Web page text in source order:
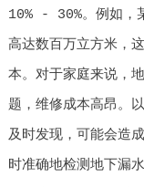
10% - 30%。例如，
高达数百万立方米，
本。对于家庭来说，
题，维修成本高昂。
及时发现，可能会造
时准确地检测地下漏